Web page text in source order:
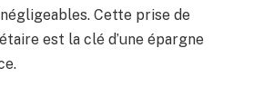
Cette prise de
est la clé d’une épargne